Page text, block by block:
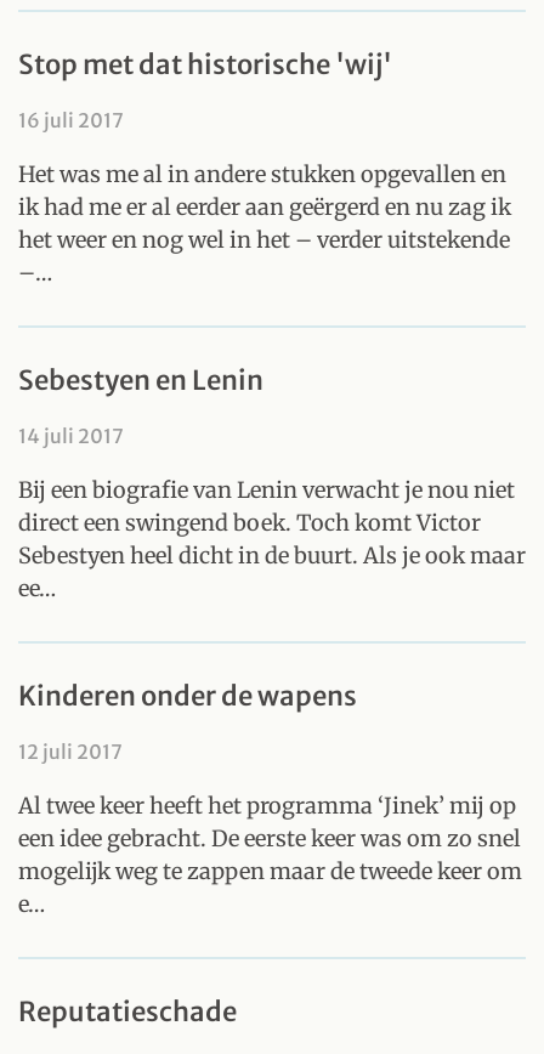
Stop met dat historische 'wij'
16 juli 2017
Het was me al in andere stukken opgevallen en
ik had me er al eerder aan geërgerd en nu zag ik
het weer en nog wel in het – verder uitstekende
–…
Sebestyen en Lenin
14 juli 2017
Bij een biografie van Lenin verwacht je nou niet
direct een swingend boek. Toch komt Victor
Sebestyen heel dicht in de buurt. Als je ook maar
ee…
Kinderen onder de wapens
12 juli 2017
Al twee keer heeft het programma ‘Jinek’ mij op
een idee gebracht. De eerste keer was om zo snel
mogelijk weg te zappen maar de tweede keer om
e…
Reputatieschade